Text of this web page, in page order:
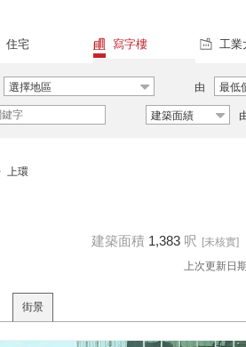
住宅 寫字樓 工業
選擇地區 由 最低
建築面績
上環
建築面積 1,383 呎 [未核實]
上次更新日期
街景